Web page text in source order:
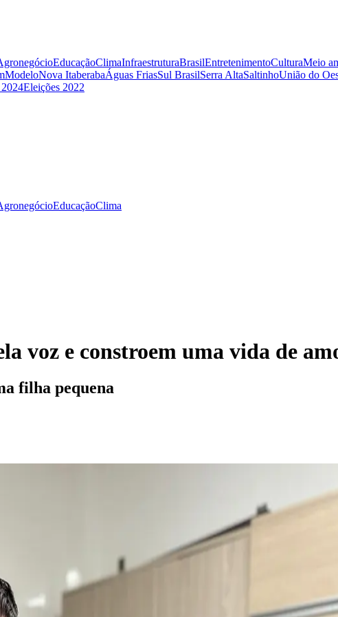
EducaçãoClimaInfraestruturaBrasilEntretenimentoCulturaMeio
ModeloNova ItaberabaÁguas FriasSul BrasilSerra AltaSaltinhoUnião do
Eleições 2022
EducaçãoClima
voz e constroem uma vida de
filha pequena